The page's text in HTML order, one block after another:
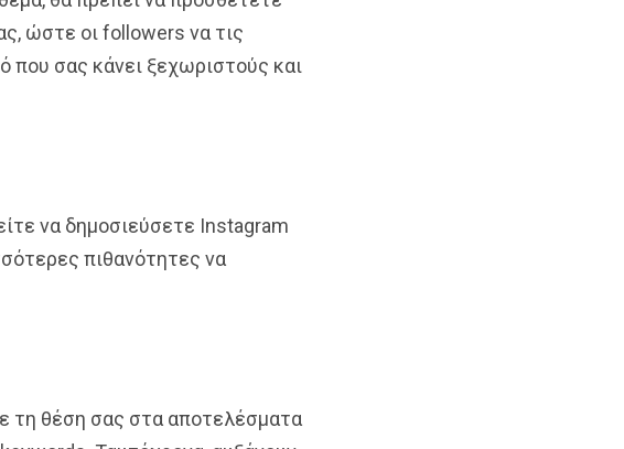
ώστε οι followers να τις
που σας κάνει ξεχωριστούς και
να δημοσιεύσετε Instagram
πιθανότητες να
τη θέση σας στα αποτελέσματα